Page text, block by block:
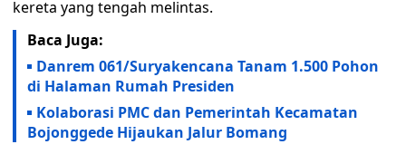
kereta yang tengah melintas.
Baca Juga:
Danrem 061/Suryakencana Tanam 1.500 Pohon
di Halaman Rumah Presiden
Kolaborasi PMC dan Pemerintah Kecamatan
Bojonggede Hijaukan Jalur Bomang